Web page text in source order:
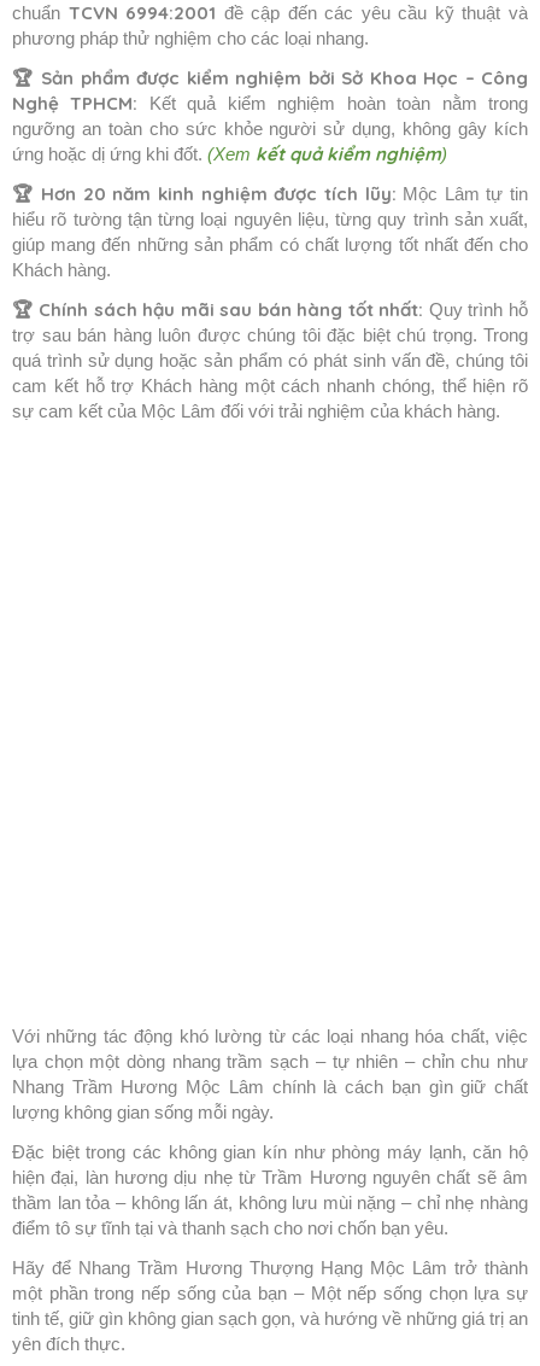
chuẩn TCVN 6994:2001 đề cập đến các yêu cầu kỹ thuật và
phương pháp thử nghiệm cho các loại nhang.
🏆 Sản phẩm được kiểm nghiệm bởi Sở Khoa Học – Công
Nghệ TPHCM:
Kết quả kiểm nghiệm hoàn toàn nằm trong
ngưỡng an toàn cho sức khỏe người sử dụng, không gây kích
ứng hoặc dị ứng khi đốt. (Xem kết quả kiểm nghiệm)
🏆 Hơn 20 năm kinh nghiệm được tích lũy: Mộc Lâm tự tin
hiểu rõ tường tận từng loại nguyên liệu, từng quy trình sản xuất,
giúp mang đến những sản phẩm có chất lượng tốt nhất đến cho
Khách hàng.
🏆 Chính sách hậu mãi sau bán hàng tốt nhất: Quy trình hỗ
trợ sau bán hàng luôn được chúng tôi đặc biệt chú trọng. Trong
quá trình sử dụng hoặc sản phẩm có phát sinh vấn đề, chúng tôi
cam kết hỗ trợ Khách hàng một cách nhanh chóng, thể hiện rõ
sự cam kết của Mộc Lâm đối với trải nghiệm của khách hàng.
Với những tác động khó lường từ các loại nhang hóa chất, việc
lựa chọn một dòng nhang trầm sạch – tự nhiên – chỉn chu như
Nhang Trầm Hương Mộc Lâm chính là cách bạn gìn giữ chất
lượng không gian sống mỗi ngày.
Đặc biệt trong các không gian kín như phòng máy lạnh, căn hộ
hiện đại, làn hương dịu nhẹ từ Trầm Hương nguyên chất sẽ âm
thầm lan tỏa – không lấn át, không lưu mùi nặng – chỉ nhẹ nhàng
điểm tô sự tĩnh tại và thanh sạch cho nơi chốn bạn yêu.
Hãy để Nhang Trầm Hương Thượng Hạng Mộc Lâm trở thành
một phần trong nếp sống của bạn – Một nếp sống chọn lựa sự
tinh tế, giữ gìn không gian sạch gọn, và hướng về những giá trị an
yên đích thực.